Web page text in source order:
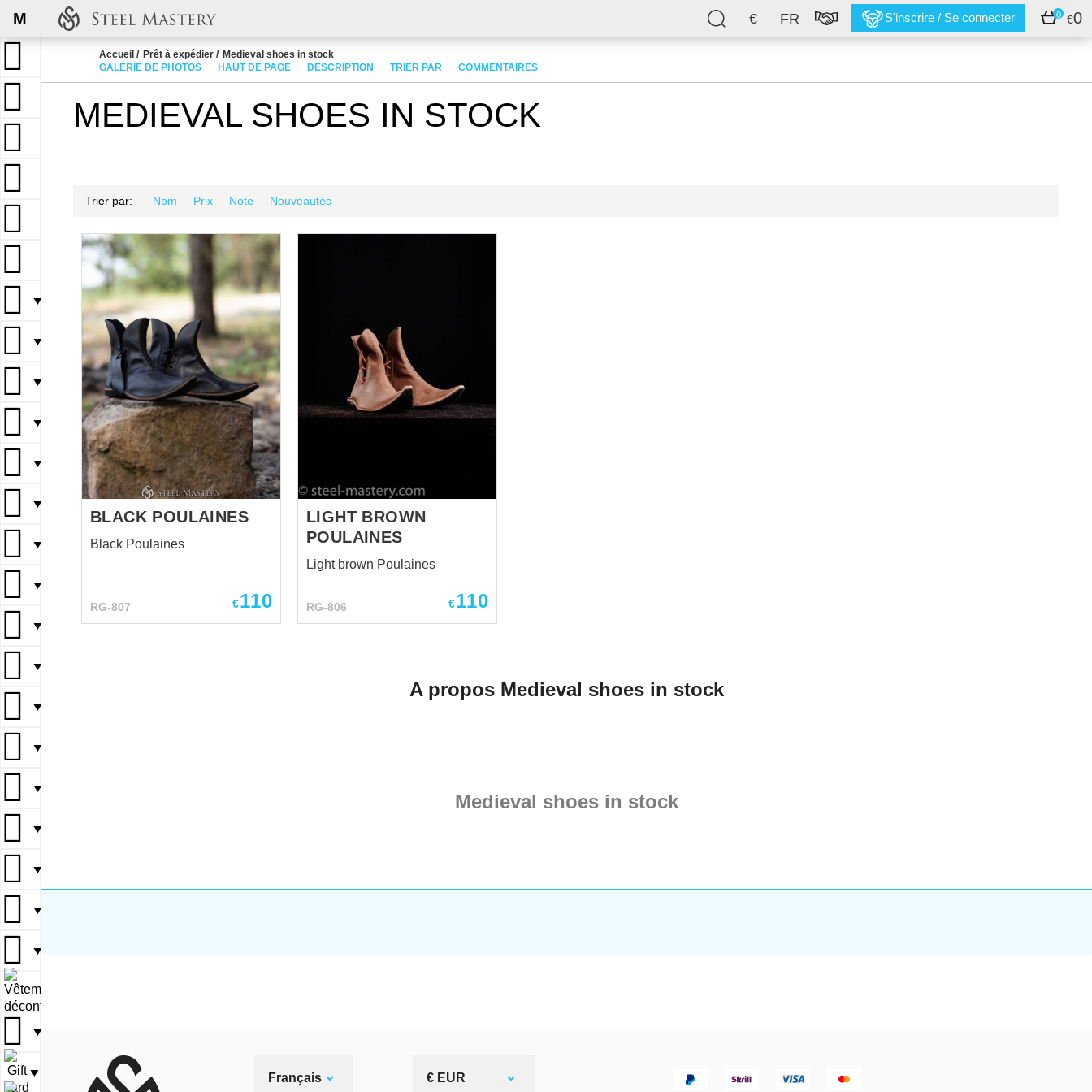
€ FR S'inscrire / Se connecter 0 €0
M
▼
▼
▼
▼
▼
▼
▼
▼
▼
▼
▼
▼
▼
▼
▼
▼
▼
▼
▼
Accueil Prêt à expédier
Medieval shoes in stock
GALERIE DE PHOTOS
HAUT DE PAGE DESCRIPTION TRIER PAR COMMENTAIRES
MEDIEVAL SHOES IN STOCK
Trier par: Nom Prix Note Nouveautés
BLACK POULAINES
Black Poulaines
RG-807 €110
LIGHT BROWN
POULAINES
Light brown Poulaines
RG-806 €110
A propos Medieval shoes in stock
Medieval shoes in stock
Français € EUR